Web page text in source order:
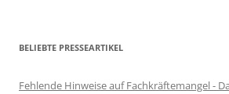
BELIEBTE PRESSEARTIKEL
Fehlende Hinweise auf Fachkräftemangel -